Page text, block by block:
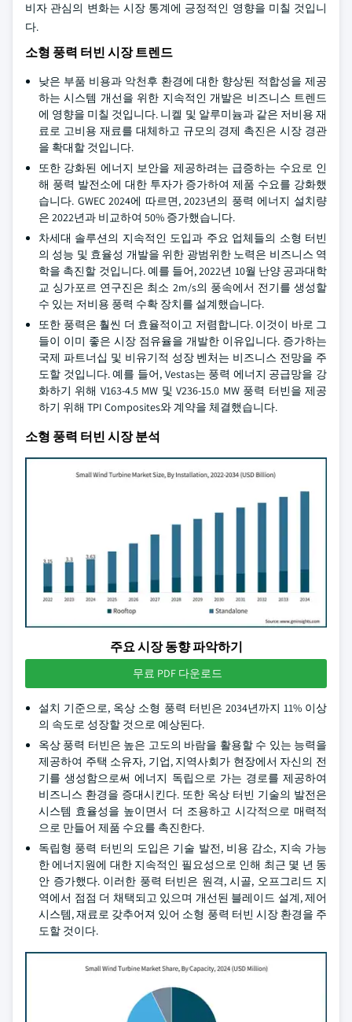
비자 관심의 변화는 시장 통계에 긍정적인 영향을 미칠 것입니
다.
소형 풍력 터빈 시장 트렌드
낮은 부품 비용과 악천후 환경에 대한 향상된 적합성을 제공
하는 시스템 개선을 위한 지속적인 개발은 비즈니스 트렌드
에 영향을 미칠 것입니다. 니켈 및 알루미늄과 같은 저비용 재
료로 고비용 재료를 대체하고 규모의 경제 촉진은 시장 경관
을 확대할 것입니다.
또한 강화된 에너지 보안을 제공하려는 급증하는 수요로 인
해 풍력 발전소에 대한 투자가 증가하여 제품 수요를 강화했
습니다. GWEC 2024에 따르면, 2023년의 풍력 에너지 설치량
은 2022년과 비교하여 50% 증가했습니다.
차세대 솔루션의 지속적인 도입과 주요 업체들의 소형 터빈
의 성능 및 효율성 개발을 위한 광범위한 노력은 비즈니스 역
학을 촉진할 것입니다. 예를 들어, 2022년 10월 난양 공과대학
교 싱가포르 연구진은 최소 2m/s의 풍속에서 전기를 생성할
수 있는 저비용 풍력 수확 장치를 설계했습니다.
또한 풍력은 훨씬 더 효율적이고 저렴합니다. 이것이 바로 그
들이 이미 좋은 시장 점유율을 개발한 이유입니다. 증가하는
국제 파트너십 및 비유기적 성장 벤처는 비즈니스 전망을 주
도할 것입니다. 예를 들어, Vestas는 풍력 에너지 공급망을 강
화하기 위해 V163-4.5 MW 및 V236-15.0 MW 풍력 터빈을 제공
하기 위해 TPI Composites와 계약을 체결했습니다.
소형 풍력 터빈 시장 분석
주요 시장 동향 파악하기
무료 PDF 다운로드
설치 기준으로, 옥상 소형 풍력 터빈은 2034년까지 11% 이상
의 속도로 성장할 것으로 예상된다.
옥상 풍력 터빈은 높은 고도의 바람을 활용할 수 있는 능력을
제공하여 주택 소유자, 기업, 지역사회가 현장에서 자신의 전
기를 생성함으로써 에너지 독립으로 가는 경로를 제공하여
비즈니스 환경을 증대시킨다. 또한 옥상 터빈 기술의 발전은
시스템 효율성을 높이면서 더 조용하고 시각적으로 매력적
으로 만들어 제품 수요를 촉진한다.
독립형 풍력 터빈의 도입은 기술 발전, 비용 감소, 지속 가능
한 에너지원에 대한 지속적인 필요성으로 인해 최근 몇 년 동
안 증가했다. 이러한 풍력 터빈은 원격, 시골, 오프그리드 지
역에서 점점 더 채택되고 있으며 개선된 블레이드 설계, 제어
시스템, 재료로 갖추어져 있어 소형 풍력 터빈 시장 환경을 주
도할 것이다.